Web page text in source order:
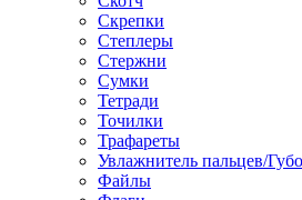
Скрепки
Степлеры
Стержни
Сумки
Тетради
Точилки
Трафареты
Увлажнитель пальцев/
Файлы